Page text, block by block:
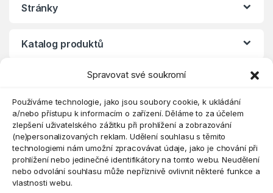
Spravovat své soukromí
Používáme technologie, jako jsou soubory cookie, k ukládání
a/nebo přístupu k informacím o zařízení. Děláme to za účelem
zlepšení uživatelského zážitku při prohlížení a zobrazování
(ne)personalizovaných reklam. Udělení souhlasu s těmito
technologiemi nám umožní zpracovávat údaje, jako je chování při
prohlížení nebo jedinečné identifikátory na tomto webu. Neudělení
nebo odvolání souhlasu může nepříznivě ovlivnit některé funkce a
vlastnosti webu.
Stránky
Katalog produktů